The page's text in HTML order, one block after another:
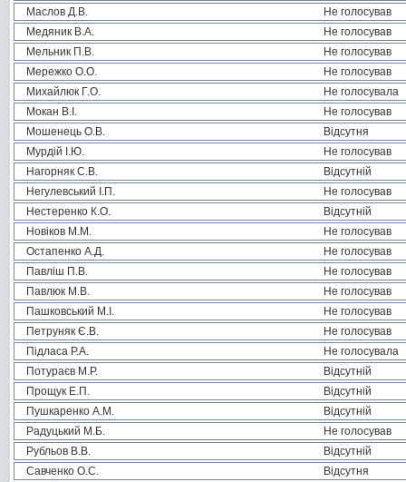
Маслов Д.В.
Не голосував
Медяник В.А.
Не голосував
Мельник П.В.
Не голосував
Мережко О.О.
Не голосував
Михайлюк Г.О.
Не голосувала
Мокан В.І.
Не голосував
Мошенець О.В.
Відсутня
Мурдій І.Ю.
Не голосував
Нагорняк С.В.
Відсутній
Негулевський І.П.
Не голосував
Нестеренко К.О.
Відсутній
Новіков М.М.
Не голосував
Остапенко А.Д.
Не голосував
Павліш П.В.
Не голосував
Павлюк М.В.
Не голосував
Пашковський М.І.
Не голосував
Петруняк Є.В.
Не голосував
Підласа Р.А.
Не голосувала
Потураєв М.Р.
Відсутній
Прощук Е.П.
Відсутній
Пушкаренко А.М.
Відсутній
Радуцький М.Б.
Не голосував
Рубльов В.В.
Відсутній
Савченко О.С.
Відсутня